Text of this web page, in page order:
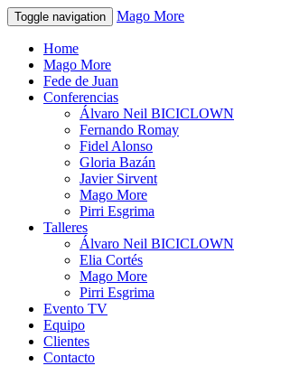
Toggle navigation Mago More
Home
Mago More
Fede de Juan
Conferencias
Álvaro Neil BICICLOWN
Fernando Romay
Fidel Alonso
Gloria Bazán
Javier Sirvent
Mago More
Pirri Esgrima
Talleres
Álvaro Neil BICICLOWN
Elia Cortés
Mago More
Pirri Esgrima
Evento TV
Equipo
Clientes
Contacto